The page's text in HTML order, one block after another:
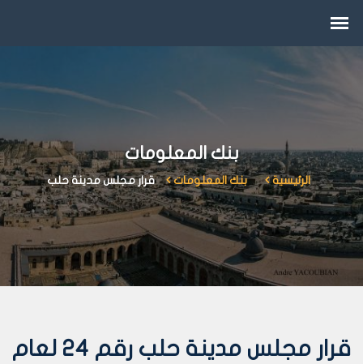
بنك المعلومات
الرئيسية بنك المعلومات قرار مجلس مدينة حلب
قرار مجلس مدينة حلب رقم 24 لعام